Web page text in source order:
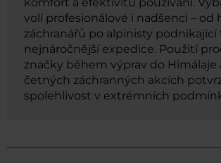
volí profesionálové i nadšenci – od
záchranářů po alpinisty podnikající
nejnáročnější expedice. Použití
značky během výprav do Himálaje
četných záchranných akcích
spolehlivost v extrémních